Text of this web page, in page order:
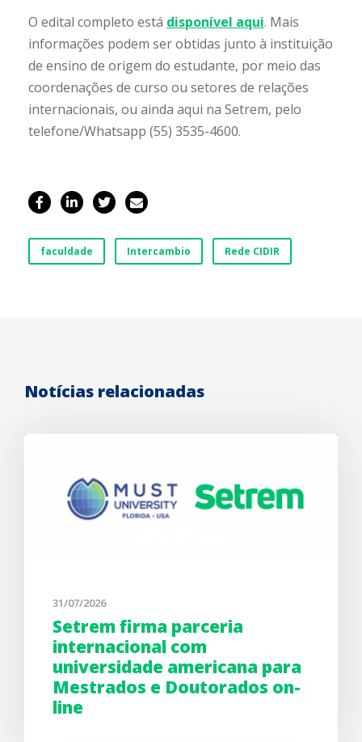
O edital completo está disponível aqui. Mais
informações podem ser obtidas junto à instituição
de ensino de origem do estudante, por meio das
coordenações de curso ou setores de relações
internacionais, ou ainda aqui na Setrem, pelo
telefone/Whatsapp (55) 3535-4600.
faculdade Intercambio Rede CIDIR
Notícias relacionadas
31/07/2026
Setrem firma parceria
internacional com
universidade americana para
Mestrados e Doutorados on-
line